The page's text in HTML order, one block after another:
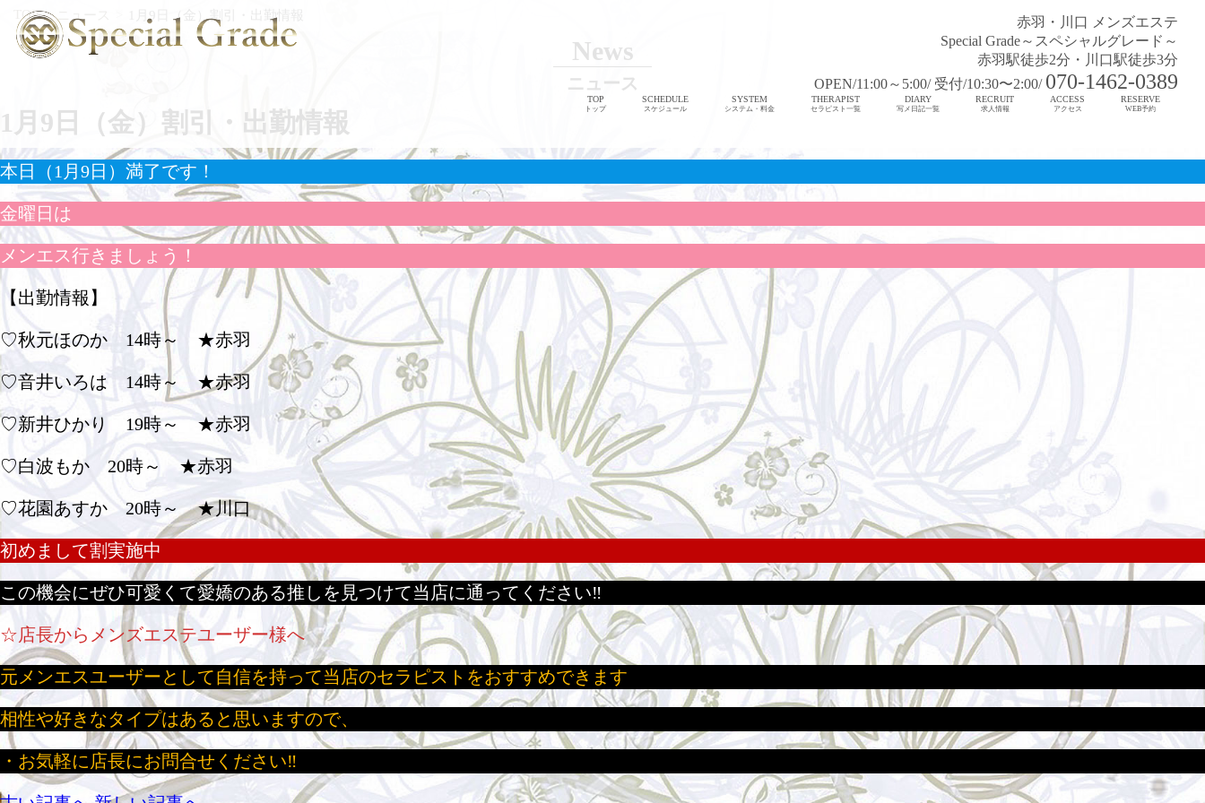
赤羽・川口 メンズエステ
Special Grade～スペシャルグレード～
赤羽駅徒歩2分・川口駅徒歩3分
OPEN/11:00～5:00/ 受付/10:30〜2:00/ 070-1462-0389
TOP
トップ
SCHEDULE
スケジュール
SYSTEM
システム・料金
THERAPIST
セラピスト一覧
DIARY
写メ日記一覧
RECRUIT
求人情報
ACCESS
アクセス
RESERVE
WEB予約
TOP ニュース 1月9日（金）割引・出勤情報
News
ニュース
1月9日（金）割引・出勤情報
本日（1月9日）満了です！
金曜日は
メンエス行きましょう！
【出勤情報】
♡秋元ほのか 14時～ ★赤羽
♡音井いろは 14時～ ★赤羽
♡新井ひかり 19時～ ★赤羽
♡白波もか 20時～ ★赤羽
♡花園あすか 20時～ ★川口
初めまして割実施中
この機会にぜひ可愛くて愛嬌のある推しを見つけて当店に通ってください‼
☆店長からメンズエステユーザー様へ
元メンエスユーザーとして自信を持って当店のセラピストをおすすめできます
相性や好きなタイプはあると思いますので、
・お気軽に店長にお問合せください‼